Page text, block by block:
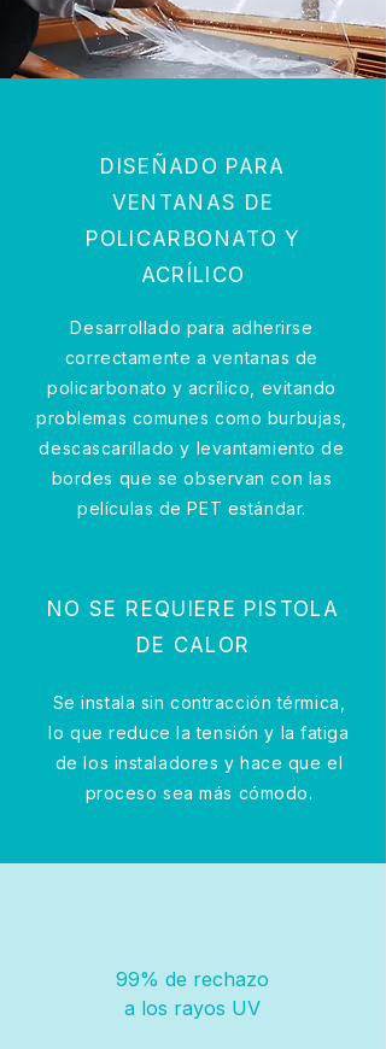
DISEÑADO PARA
VENTANAS DE
POLICARBONATO Y
ACRÍLICO
Desarrollado para adherirse
correctamente a ventanas de
policarbonato y acrílico, evitando
problemas comunes como burbujas,
descascarillado y levantamiento de
bordes que se observan con las
películas de PET estándar.
NO SE REQUIERE PISTOLA
DE CALOR
Se instala sin contracción térmica,
lo que reduce la tensión y la fatiga
de los instaladores y hace que el
proceso sea más cómodo.
99% de rechazo
a los rayos UV